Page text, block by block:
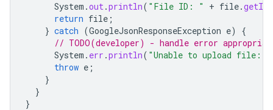
System .out.println( "File ID: " + file.getId
return file ;
} catch (GoogleJsonResponseException e)
{
// TODO(developer) - handle error
System . err .println( "Unable to upload file: "
throw e ;
}
}
}